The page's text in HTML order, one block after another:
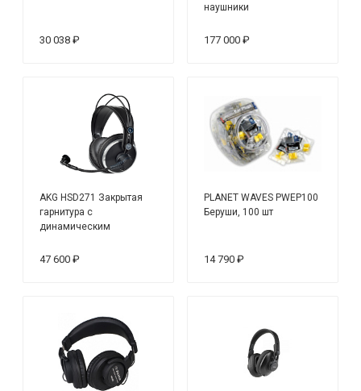
30 038 ₽
наушники
177 000 ₽
AKG HSD271 Закрытая
гарнитура с
динамическим
47 600 ₽
PLANET WAVES PWEP100
Беруши, 100 шт
14 790 ₽